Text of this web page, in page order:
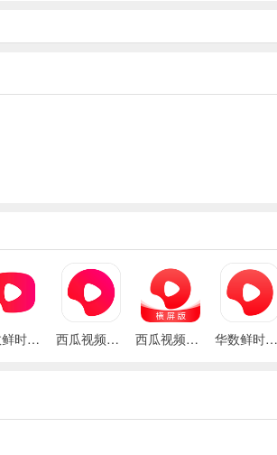
华数鲜时光app(百视通鲜时光) 西瓜视频百万英雄版本 西瓜视频横屏版app 华数鲜时光tv手机版